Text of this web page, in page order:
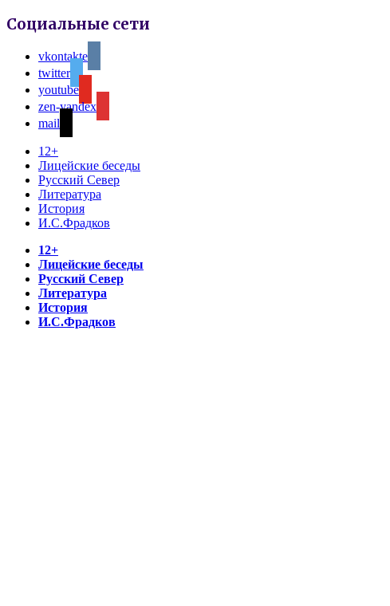
Социальные сети
vkontakte
twitter
youtube
zen-yandex
mail
12+
Лицейские беседы
Русский Север
Литература
История
И.С.Фрадков
12+
Лицейские беседы
Русский Север
Литература
История
И.С.Фрадков